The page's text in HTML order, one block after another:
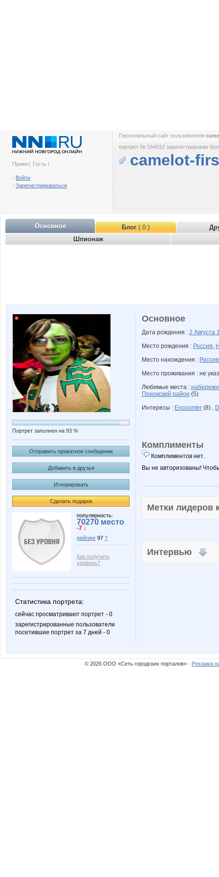
Привет, Гость !
- Войти
- Зарегистрироваться
Персональный сайт пользователя
портрет № 164912 зарегистрирован
camelot-
Основное Блог( 0 )
Шпионаж
Портрет заполнен на 93 %
Отправить приватное сообщение
Добавить в друзья
Игнорировать
Сделать подарок
популярность:
70270 место
-7 ↓
рейтинг 97 ?
Как получить
уровень?
Статистика портрета:
сейчас просматривают портрет - 0
зарегистрированные пользователи
посетившие портрет за 7 дней - 0
Основное
Дата рождения : 2 Августа
Место рождения : Россия,
Место нахождения : Россия
Место проживания : не
Любимые места :
Приокский район (5)
Интересы : Encounter (8) ,
Комплименты
Комплиментов нет.
Вы не авторизованы!
Метки
Интервью
© 2026 ООО «Сеть городских порталов» · Реклама